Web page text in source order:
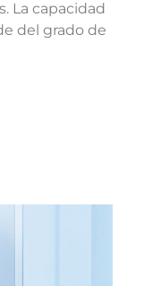
La capacidad
del grado de